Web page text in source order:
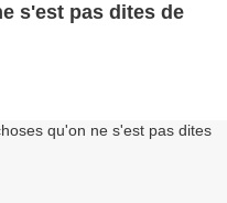
s'est pas dites de